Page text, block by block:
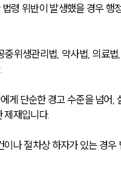
령 위반이 발생했을 경우
중위생관리법, 약사법, 의료
게 단순한 경고 수준을 넘어,
제재입니다.
이나 절차상 하자가 있는 경